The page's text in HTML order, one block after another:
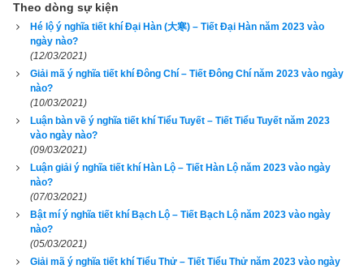
Tuy nhiên theo Học Thuyết quái khí dùng “Quái” của “Chu
dịch” phối ghép đối với khí hậu của bốn mùa để xác định mùa
vượng của bát quái và ngũ hành theo 4 mùa lại hơi khác một
chút như sau:
Quẻ Tốn kết hợp với mùa xuân hình thành thế mộc
vượng thịnh
Quẻ Ly kết hợp với mùa hạ hình thành thế hỏa vượng
thịnh
Quẻ Càn, Quẻ Đoài kết hợp với mùa thu hình thành thế
kim vượng thịnh
Theo dòng sự kiện
Hé lộ ý nghĩa tiết khí Đại Hàn (大寒) – Tiết Đại Hàn năm 2023 vào
ngày nào?
(12/03/2021)
Giải mã ý nghĩa tiết khí Đông Chí – Tiết Đông Chí năm 2023 vào ngày
nào?
(10/03/2021)
Luận bàn về ý nghĩa tiết khí Tiểu Tuyết – Tiết Tiểu Tuyết năm 2023
vào ngày nào?
(09/03/2021)
Luận giải ý nghĩa tiết khí Hàn Lộ – Tiết Hàn Lộ năm 2023 vào ngày
nào?
(07/03/2021)
Bật mí ý nghĩa tiết khí Bạch Lộ – Tiết Bạch Lộ năm 2023 vào ngày
nào?
(05/03/2021)
Giải mã ý nghĩa tiết khí Tiểu Thử – Tiết Tiểu Thử năm 2023 vào ngày